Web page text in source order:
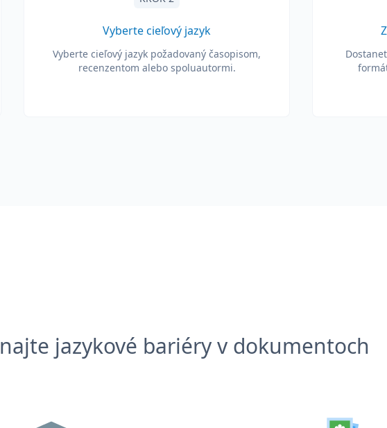
Vyberte cieľový jazyk
Vyberte cieľový jazyk požadovaný časopisom,
recenzentom alebo spoluautormi.
jazykové bariéry v dokumentoch